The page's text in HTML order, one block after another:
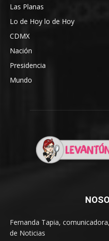
Las Planas
Lo de Hoy lo de Hoy
CDMX
Nación
Presidencia
Mundo
Fernanda Tapia,
de Noticias